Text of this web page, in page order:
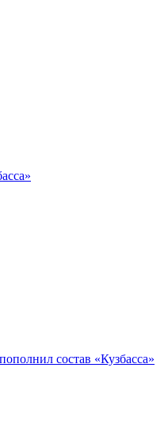
состав «Кузбасса»